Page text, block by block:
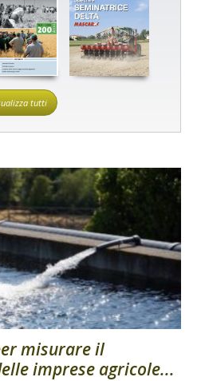
tutti
misurare il
imprese agricole...